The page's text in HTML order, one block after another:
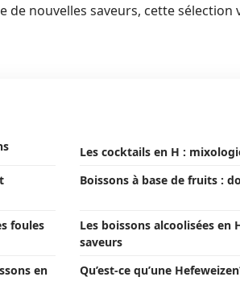
nouvelles saveurs, cette sélection
Les cocktails en H :
Boissons à base de fruits :
foules
Les boissons alcoolisées en
saveurs
en
Qu’est-ce qu’une